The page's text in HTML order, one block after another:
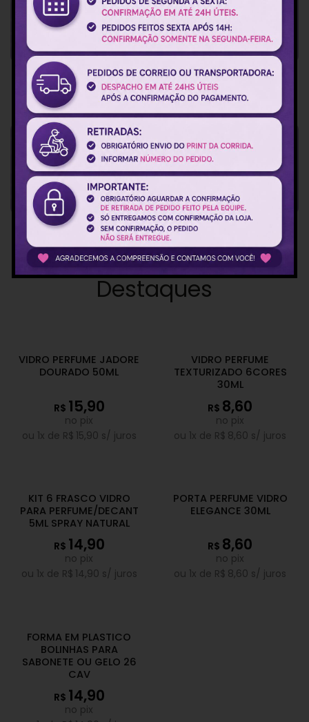
Destaques
VIDRO PERFUME JADORE
DOURADO 50ML
R$ 15,90
no pix
ou 1x de R$ 15,90 s/ juros
VIDRO PERFUME
TEXTURIZADO 6CORES
30ML
R$ 8,60
no pix
ou 1x de R$ 8,60 s/ juros
KIT 6 FRASCO VIDRO
PARA PERFUME/DECANT
5ML SPRAY NATURAL
R$ 14,90
no pix
ou 1x de R$ 14,90 s/ juros
PORTA PERFUME VIDRO
ELEGANCE 30ML
R$ 8,60
no pix
ou 1x de R$ 8,60 s/ juros
FORMA EM PLASTICO
BOLINHAS PARA
SABONETE OU GELO 26
CAV
R$ 14,90
no pix